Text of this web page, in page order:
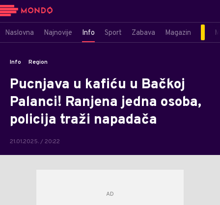
Naslovna Najnovije Info Sport Zabava Magazin
Info Region
Pucnjava u kafiću u Bačkoj
Palanci! Ranjena jedna osoba,
policija traži napadača
21.01.2025. / 20:22